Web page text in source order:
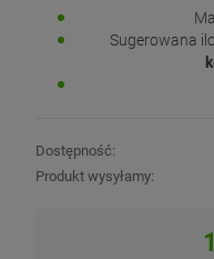
Sugerowana
Dostępność:
Produkt wysyłamy: